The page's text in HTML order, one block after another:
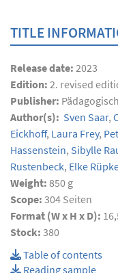
TITLE
Release date: 2023
Edition: 2. revised
Publisher:
Author(s): Sven Saar,
Eickhoff, Laura Frey,
Hassenstein, Sibylle
Rustenbeck, Elke
Weight: 850 g
Scope: 304 Seiten
Format (W x H x D):
Stock: 380
Table of contents
Reading sample